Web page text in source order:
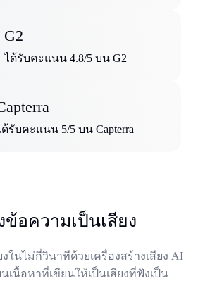
G2
ได้รับคะแนน 4.8/5 บน G2
ด้รับคะแนน 5/5 บน Capterra
อความเป็นเสียง
ในไม่กี่วินาทีด้วยเครื่องสร้างเสียง AI
นเนื้อหาที่เขียนให้เป็นเสียงที่ฟังเป็น